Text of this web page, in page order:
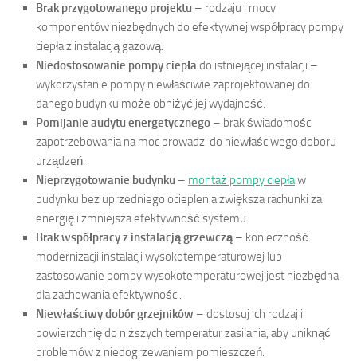
Brak przygotowanego projektu – rodzaju i mocy
komponentów niezbędnych do efektywnej współpracy pompy
ciepła z instalacją gazową.
Niedostosowanie pompy ciepłado istniejącej instalacji –
wykorzystanie pompy niewłaściwie zaprojektowanej do
danego budynku może obniżyć jej wydajność.
Pomijanie audytu energetycznego – brak świadomości
zapotrzebowania na moc prowadzi do niewłaściwego doboru
urządzeń.
Nieprzygotowanie budynku – montaż pompy ciepław
budynku bez uprzedniego ocieplenia zwiększa rachunki za
energię i zmniejsza efektywność systemu.
Brak współpracy z instalacją grzewczą– konieczność
modernizacji instalacji wysokotemperaturowej lub
zastosowanie pompy wysokotemperaturowej jest niezbędna
dla zachowania efektywności.
Niewłaściwy dobór grzejników – dostosuj ich rodzaj i
powierzchnię do niższych temperatur zasilania, aby uniknąć
problemów z niedogrzewaniem pomieszczeń.